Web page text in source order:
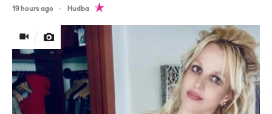
19 hours ago Hudba